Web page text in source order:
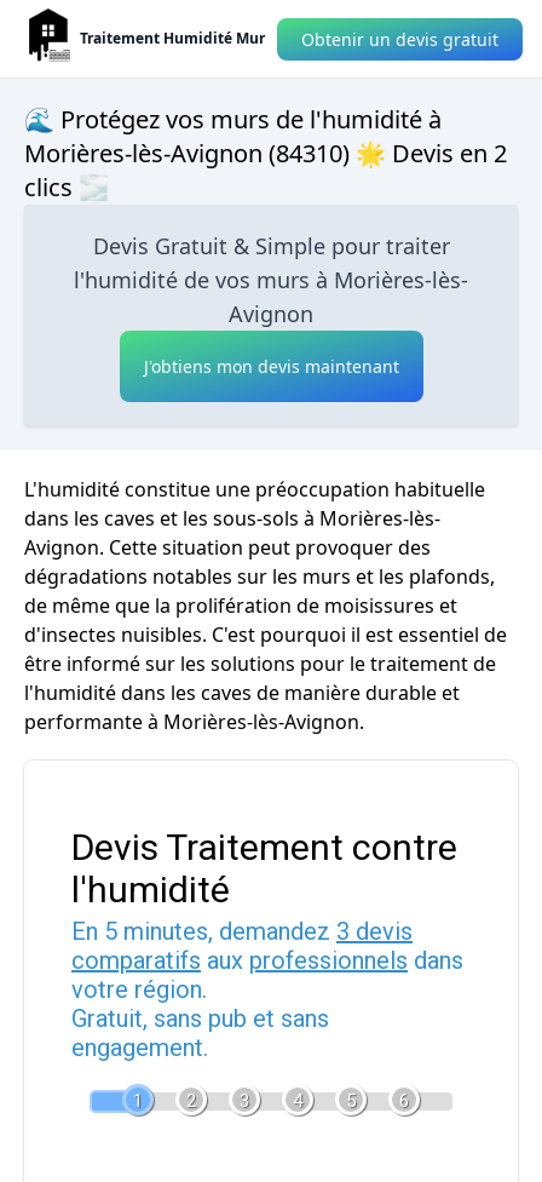
Traitement Humidité Mur Obtenir un devis gratuit
🌊 Protégez vos murs de l'humidité à
Morières-lès-Avignon (84310) 🌟 Devis en 2
clics 🌫
Devis Gratuit & Simple pour traiter
l'humidité de vos murs à Morières-lès-
Avignon
J'obtiens mon devis maintenant
L'humidité constitue une préoccupation habituelle
dans les caves et les sous-sols à Morières-lès-
Avignon. Cette situation peut provoquer des
dégradations notables sur les murs et les plafonds,
de même que la prolifération de moisissures et
d'insectes nuisibles. C'est pourquoi il est essentiel de
être informé sur les solutions pour le traitement de
l'humidité dans les caves de manière durable et
performante à Morières-lès-Avignon.
Devis Traitement contre
l'humidité
En 5 minutes, demandez 3 devis
comparatifs aux professionnels dans
votre région.
Gratuit, sans pub et sans
engagement.
1 2 3 4 5 6